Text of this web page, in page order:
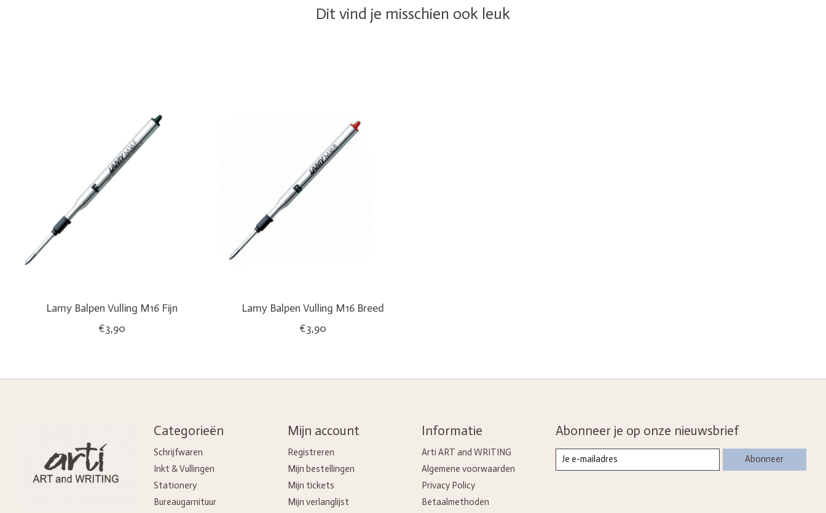
Dit vind je misschien ook leuk
Lamy Balpen Vulling M16 Fijn
€3,90
Lamy Balpen Vulling M16 Breed
€3,90
Categorieën
Schrijfwaren
Inkt & Vullingen
Stationery
Bureaugarnituur
Mijn account
Registreren
Mijn bestellingen
Mijn tickets
Mijn verlanglijst
Informatie
Arti ART and WRITING
Algemene voorwaarden
Privacy Policy
Betaalmethoden
Abonneer je op onze nieuwsbrief
Abonneer